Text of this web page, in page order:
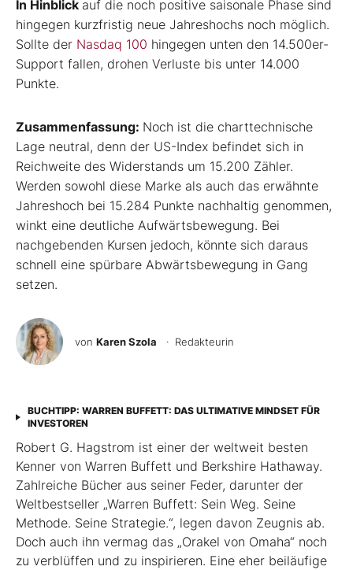
In Hinblick auf die noch positive saisonale Phase sind
hingegen kurzfristig neue Jahreshochs noch möglich.
Sollte der Nasdaq 100 hingegen unten den 14.500er-
Support fallen, drohen Verluste bis unter 14.000
Punkte.
Zusammenfassung: Noch ist die charttechnische
Lage neutral, denn der US-Index befindet sich in
Reichweite des Widerstands um 15.200 Zähler.
Werden sowohl diese Marke als auch das erwähnte
Jahreshoch bei 15.284 Punkte nachhaltig genommen,
winkt eine deutliche Aufwärtsbewegung. Bei
nachgebenden Kursen jedoch, könnte sich daraus
schnell eine spürbare Abwärtsbewegung in Gang
setzen.
von Karen Szola · Redakteurin
BUCHTIPP: WARREN BUFFETT: DAS ULTIMATIVE MINDSET FÜR
INVESTOREN
Robert G. Hagstrom ist einer der weltweit besten
Kenner von Warren Buffett und Berkshire Hathaway.
Zahlreiche Bücher aus seiner Feder, darunter der
Weltbestseller „Warren Buffett: Sein Weg. Seine
Methode. Seine Strategie.“, legen davon Zeugnis ab.
Doch auch ihn vermag das „Orakel von Omaha“ noch
zu verblüffen und zu inspirieren. Eine eher beiläufige